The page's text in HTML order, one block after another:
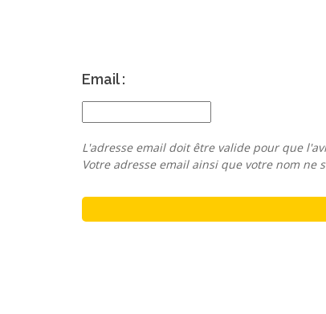
Email :
L'adresse email doit être valide pour que
Votre adresse email ainsi que votre nom ne